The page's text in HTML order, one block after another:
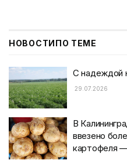
НОВОСТИПО ТЕМЕ
С надеждой
29.07.2026
В
ввезено
картофеля